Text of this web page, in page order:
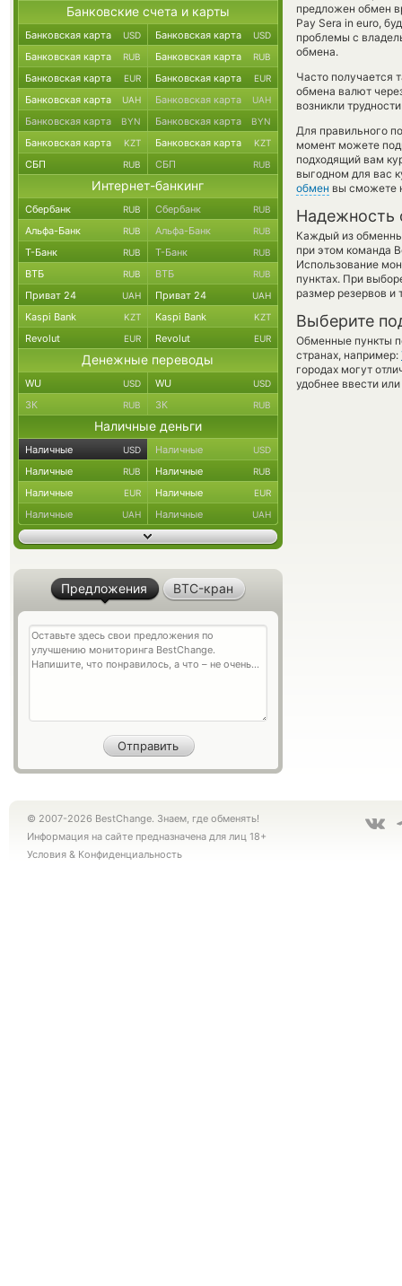
предложен обмен
Pay Sera in euro,
проблемы с
обмена.
Часто получается
обмена валют
возникли
Для правильного
момент можете
подходящий вам
выгодном для вас
обмен вы сможете
Надежность
Каждый из
при этом команда
Использование
пунктах. При
размер резервов и
Выберите
Обменные пункты
странах, например:
городах могут
удобнее ввести
Банковские счета и карты
Банковская карта USD Банковская карта USD
Банковская карта RUB Банковская карта RUB
Банковская карта EUR Банковская карта EUR
Банковская карта UAH Банковская карта UAH
Банковская карта BYN Банковская карта BYN
Банковская карта KZT Банковская карта KZT
СБП RUB СБП RUB
Интернет-банкинг
Сбербанк RUB Сбербанк RUB
Альфа-Банк RUB Альфа-Банк RUB
Т-Банк RUB Т-Банк RUB
ВТБ RUB ВТБ RUB
Приват 24 UAH Приват 24 UAH
Kaspi Bank KZT Kaspi Bank KZT
Revolut EUR Revolut EUR
Денежные переводы
WU USD WU USD
ЗК RUB ЗК RUB
Наличные деньги
Наличные USD Наличные USD
Наличные RUB Наличные RUB
Наличные EUR Наличные EUR
Наличные UAH Наличные UAH
Предложения BTC-кран
© 2007-2026 BestChange. Знаем, где обменять!
Информация на сайте предназначена для лиц 18+
Условия & Конфиденциальность